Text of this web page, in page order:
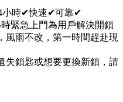
小時✔快速✔可靠✔
緊急上門為用戶解決開鎖
風雨不改，第一時間趕赴現
失鎖匙或想要更換新鎖，請